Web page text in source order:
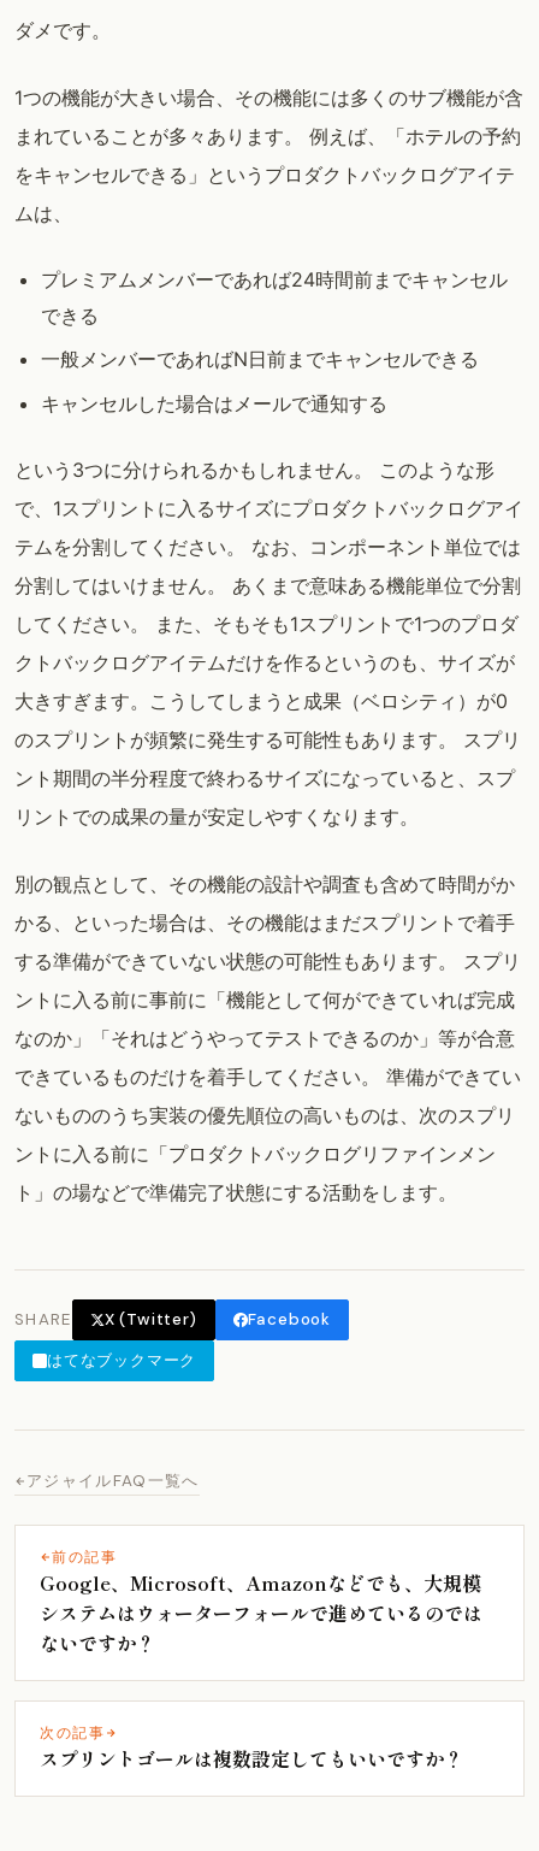
ダメです。
1つの機能が大きい場合、その機能には多くのサブ機能が含
まれていることが多々あります。 例えば、「ホテルの予約
をキャンセルできる」というプロダクトバックログアイテ
ムは、
プレミアムメンバーであれば24時間前までキャンセル
できる
一般メンバーであればN日前までキャンセルできる
キャンセルした場合はメールで通知する
という3つに分けられるかもしれません。 このような形
で、1スプリントに入るサイズにプロダクトバックログアイ
テムを分割してください。 なお、コンポーネント単位では
分割してはいけません。 あくまで意味ある機能単位で分割
してください。 また、そもそも1スプリントで1つのプロダ
クトバックログアイテムだけを作るというのも、サイズが
大きすぎます。こうしてしまうと成果（ベロシティ）が0
のスプリントが頻繁に発生する可能性もあります。 スプリ
ント期間の半分程度で終わるサイズになっていると、スプ
リントでの成果の量が安定しやすくなります。
別の観点として、その機能の設計や調査も含めて時間がか
かる、といった場合は、その機能はまだスプリントで着手
する準備ができていない状態の可能性もあります。 スプリ
ントに入る前に事前に「機能として何ができていれば完成
なのか」「それはどうやってテストできるのか」等が合意
できているものだけを着手してください。 準備ができてい
ないもののうち実装の優先順位の高いものは、次のスプリ
ントに入る前に「プロダクトバックログリファインメン
ト」の場などで準備完了状態にする活動をします。
SHARE X (Twitter)
Facebook
はてなブックマーク
アジャイルFAQ一覧へ
前の記事
Google、Microsoft、Amazonなどでも、大規模
システムはウォーターフォールで進めているのでは
ないですか？
次の記事
スプリントゴールは複数設定してもいいですか？